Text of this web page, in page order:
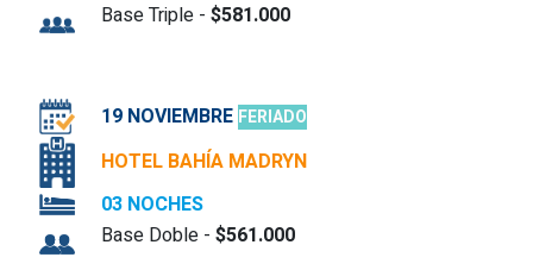
Base Triple - $581.000
19 NOVIEMBRE FERIADO
HOTEL BAHÍA MADRYN
03 NOCHES
Base Doble - $561.000